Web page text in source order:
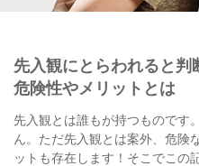
先入観にとらわれると
危険性やメリットとは
先入観とは誰もが持つものです
ん。ただ先入観とは案外、危険
ットも存在します！そこでこの